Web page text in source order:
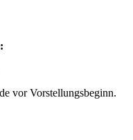
vor Vorstellungsbeginn.